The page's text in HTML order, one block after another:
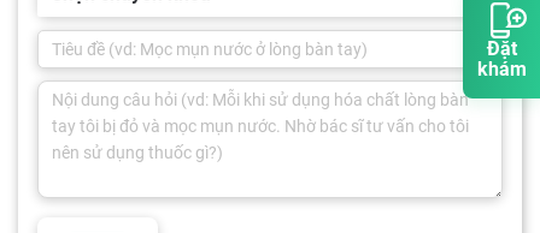
Đặt
khám